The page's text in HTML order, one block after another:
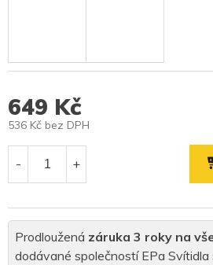
Prodloužená záruka 3 roky na
dodávané společností EPa Svítidla
649 Kč
536 Kč bez DPH